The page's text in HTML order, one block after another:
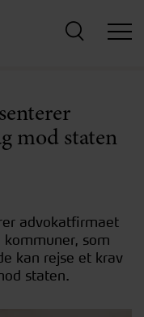
mod staten
advokatfirmaet
som
kan rejse et krav
staten.